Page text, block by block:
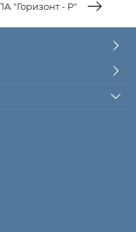
"Горизонт - Р"